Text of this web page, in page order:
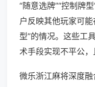
“随意选牌”“控制牌
户反映其他玩家可能
型”的情况。这些工
术手段实现不平公，
微乐浙江麻将深度